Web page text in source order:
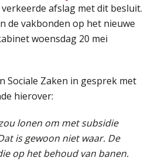
afslag met dit besluit.
de vakbonden op het nieuwe
woensdag 20 mei
Sociale Zaken in gesprek met
hierover:
lonen om met subsidie
is gewoon niet waar. De
op het behoud van banen.
Summercourse: Kiezen wat bij je past, loslaten wat je niet verder helpt
Summercourse Werkkostenregeling
Online Opleiding Praktijkdiploma Loonadministratie (PDL)